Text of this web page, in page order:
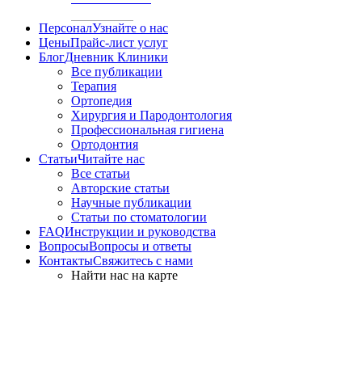
ПерсоналУзнайте о нас
ЦеныПрайс-лист услуг
БлогДневник Клиники
Все публикации
Терапия
Ортопедия
Хирургия и Пародонтология
Профессиональная гигиена
Ортодонтия
СтатьиЧитайте нас
Все статьи
Авторские статьи
Научные публикации
Статьи по стоматологии
FAQИнструкции и руководства
ВопросыВопросы и ответы
КонтактыСвяжитесь с нами
Найти нас на карте